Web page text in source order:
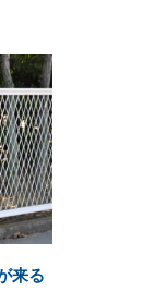
来る